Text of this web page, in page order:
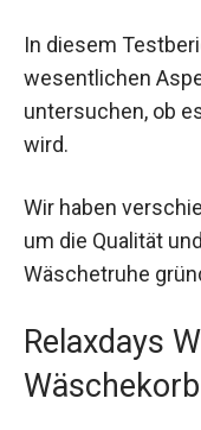
In diesem
wesentlichen
untersuchen, ob
wird.
Wir haben
um die Qualität
Wäschetruhe
Relaxdays